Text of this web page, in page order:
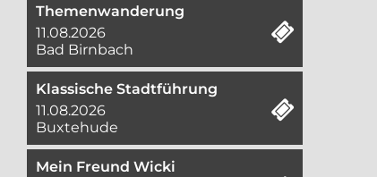
Themenwanderung
11.08.2026
Bad Birnbach
Klassische Stadtführung
11.08.2026
Buxtehude
Mein Freund Wicki